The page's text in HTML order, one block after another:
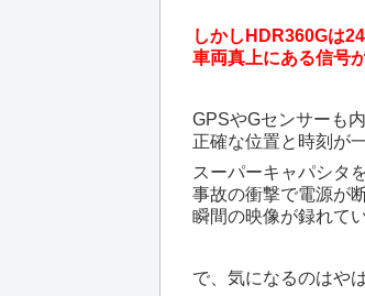
しかしHDR360Gは
車両真上にある信号
GPSやGセンサーも
正確な位置と時刻が
スーパーキャパシタ
事故の衝撃で電源が
瞬間の映像が録れて
で、気になるのはや